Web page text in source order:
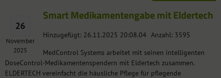
26
November
2025
Smart Medikamentengabe mit Eldertech
Hinzugefügt: 26.11.2025 20:08.04 Anzahl: 3595
MedControl Systems arbeitet mit seinen intelligenten
DoseControl-Medikamentenspendern mit Eldertech zusammen.
ELDERTECH vereinfacht die häusliche Pflege für pflegende